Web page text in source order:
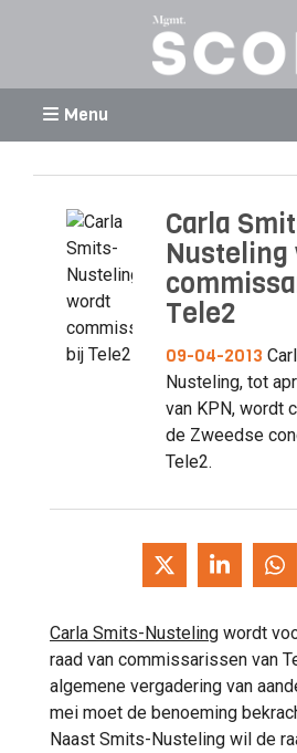
Menu
Carla
Nusteling
Tele2
09-04-2013
Nusteling, tot
van KPN, wordt
de Zweedse
Tele2.
Carla Smits-Nusteling wordt
raad van commissarissen van
algemene vergadering van
mei moet de benoeming
Naast Smits-Nusteling wil de